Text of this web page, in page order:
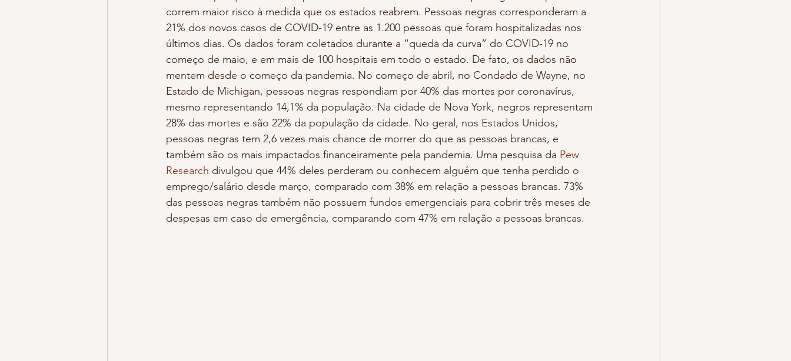
correm maior risco à medida que os estados reabrem. Pessoas negras corresponderam a
21% dos novos casos de COVID-19 entre as 1.200 pessoas que foram hospitalizadas nos
últimos dias. Os dados foram coletados durante a “queda da curva” do COVID-19 no
começo de maio, e em mais de 100 hospitais em todo o estado. De fato, os dados não
mentem desde o começo da pandemia. No começo de abril, no Condado de Wayne, no
Estado de Michigan, pessoas negras respondiam por 40% das mortes por coronavírus,
mesmo representando 14,1% da população. Na cidade de Nova York, negros representam
28% das mortes e são 22% da população da cidade. No geral, nos Estados Unidos,
pessoas negras tem 2,6 vezes mais chance de morrer do que as pessoas brancas, e
também são os mais impactados financeiramente pela pandemia. Uma pesquisa da Pew
Research divulgou que 44% deles perderam ou conhecem alguém que tenha perdido o
emprego/salário desde março, comparado com 38% em relação a pessoas brancas. 73%
das pessoas negras também não possuem fundos emergenciais para cobrir três meses de
despesas em caso de emergência, comparando com 47% em relação a pessoas brancas.